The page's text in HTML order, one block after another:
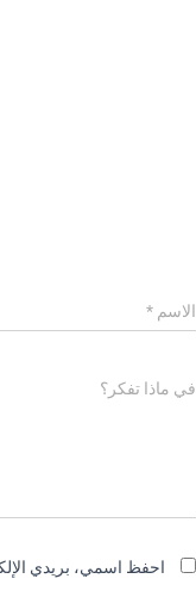
الاسم *
في ماذا تفكر؟
احفظ اسمي، بريدي